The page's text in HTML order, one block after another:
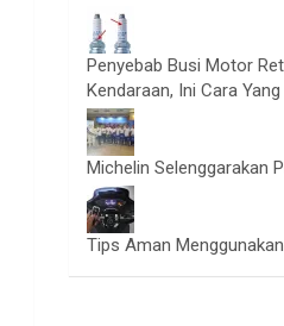
Penyebab Busi Motor
Kendaraan, Ini Cara
Michelin Selenggarakan
Tips Aman